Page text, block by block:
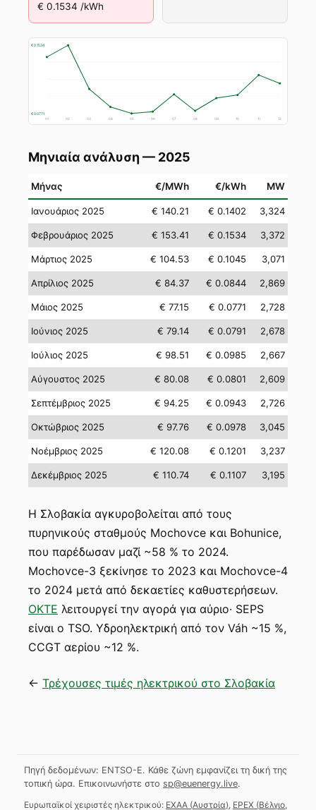
€ 0.1534 /kWh
€ 0.1534
€ 0.0771
01 02 03 04 05 06 07 08 09 10 11 12
Μηνιαία ανάλυση — 2025
Μήνας €/MWh €/kWh MW
Ιανουάριος 2025 € 140.21 € 0.1402 3,324
Φεβρουάριος 2025 € 153.41 € 0.1534 3,372
Μάρτιος 2025 € 104.53 € 0.1045 3,071
Απρίλιος 2025 € 84.37 € 0.0844 2,869
Μάιος 2025 € 77.15 € 0.0771 2,728
Ιούνιος 2025 € 79.14 € 0.0791 2,678
Ιούλιος 2025 € 98.51 € 0.0985 2,667
Αύγουστος 2025 € 80.08 € 0.0801 2,609
Σεπτέμβριος 2025 € 94.25 € 0.0943 2,726
Οκτώβριος 2025 € 97.76 € 0.0978 3,045
Νοέμβριος 2025 € 120.08 € 0.1201 3,237
Δεκέμβριος 2025 € 110.74 € 0.1107 3,195
Η Σλοβακία αγκυροβολείται από τους
πυρηνικούς σταθμούς Mochovce και Bohunice,
που παρέδωσαν μαζί ~58 % το 2024.
Mochovce-3 ξεκίνησε το 2023 και Mochovce-4
το 2024 μετά από δεκαετίες καθυστερήσεων.
OKTE λειτουργεί την αγορά για αύριο· SEPS
είναι ο TSO. Υδροηλεκτρική από τον Váh ~15 %,
CCGT αερίου ~12 %.
← Τρέχουσες τιμές ηλεκτρικού στο Σλοβακία
Πηγή δεδομένων: ENTSO-E. Κάθε ζώνη εμφανίζει τη δική της
τοπική ώρα. Επικοινωνήστε στο sp@euenergy.live.
Ευρωπαϊκοί χειριστές ηλεκτρικού: EXAA (Αυστρία), EPEX (Βέλγιο,